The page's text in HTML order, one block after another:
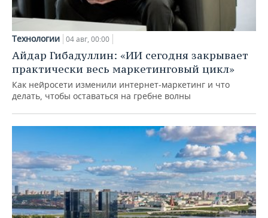
Технологии 04 авг, 00:00
Айдар Гибадуллин: «ИИ сегодня закрывает
практически весь маркетинговый цикл»
Как нейросети изменили интернет-маркетинг и что
делать, чтобы оставаться на гребне волны